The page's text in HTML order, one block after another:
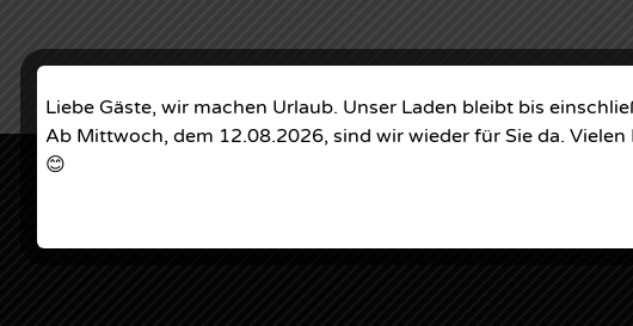
Di.
Liebe Gäste, wir machen Urlaub. Unser Laden bleibt bis
Ab Mittwoch, dem 12.08.2026, sind wir wieder für Sie da.
😊